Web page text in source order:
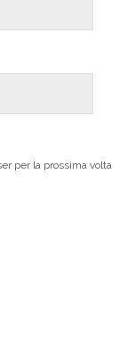
per la prossima volta